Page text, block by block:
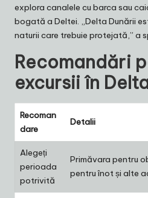
explora canalele cu barca sau
bogată a Deltei. „Delta Dunării
naturii care trebuie protejată,” a
Recomandări
excursii în
Recoman
dare
Detalii
Alegeți
perioada
potrivită
Primăvara pentru
pentru înot și alte